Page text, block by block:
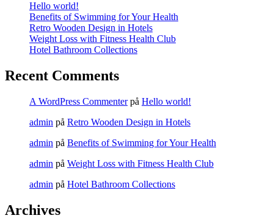
Hello world!
Benefits of Swimming for Your Health
Retro Wooden Design in Hotels
Weight Loss with Fitness Health Club
Hotel Bathroom Collections
Recent Comments
A WordPress Commenterpå Hello world!
admin på Retro Wooden Design in Hotels
admin på Benefits of Swimming for Your Health
admin på Weight Loss with Fitness Health Club
admin på Hotel Bathroom Collections
Archives